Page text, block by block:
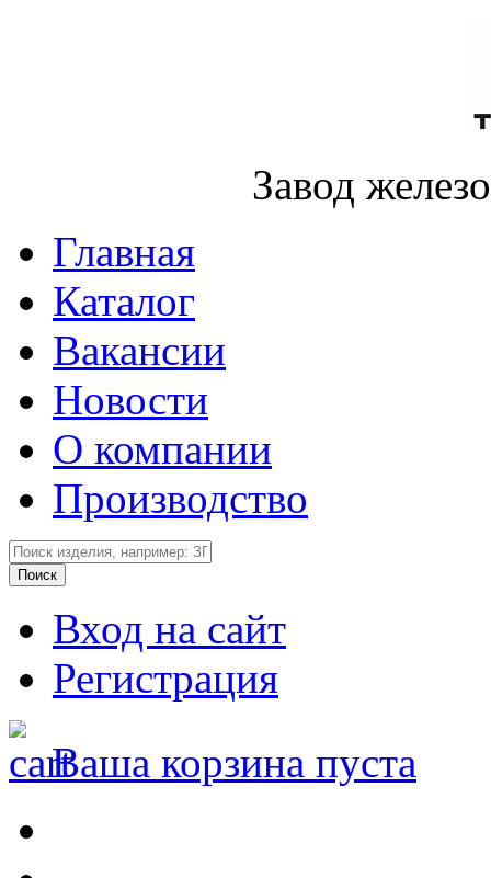
Завод
Главная
Каталог
Вакансии
Новости
О компании
Производство
Вход на сайт
Регистрация
Ваша корзина пуста